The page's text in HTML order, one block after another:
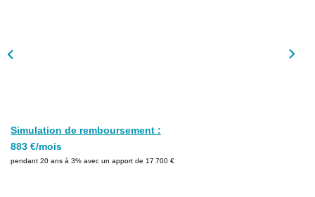
Simulation de remboursement :
883 €/mois
pendant 20 ans à 3% avec un apport de 17 700 €